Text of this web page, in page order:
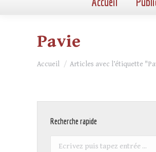
Pavie
Vous êtes ici :
Accueil Articles avec l’étiquette
Recherche rapide
Recherche